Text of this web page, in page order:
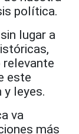
política.
lugar a
este
leyes.
va
más